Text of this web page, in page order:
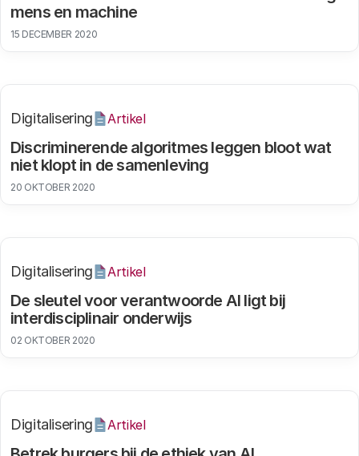
mens en machine
15 DECEMBER 2020
Discriminerende algoritmes leggen bloot wat
niet klopt in de samenleving
Digitalisering Artikel
20 OKTOBER 2020
De sleutel voor verantwoorde AI ligt bij
interdisciplinair onderwijs
Digitalisering Artikel
02 OKTOBER 2020
Digitalisering Artikel